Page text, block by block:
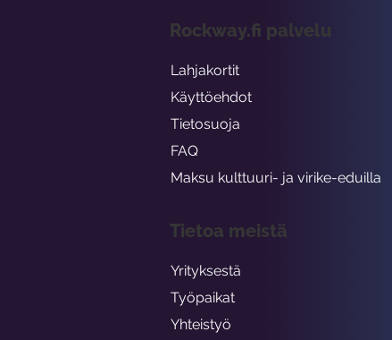
Rockway.fi palvelu
Lahjakortit
Käyttöehdot
Tietosuoja
FAQ
Maksu kulttuuri- ja virike-eduilla
Tietoa meistä
Yrityksestä
Työpaikat
Yhteistyö